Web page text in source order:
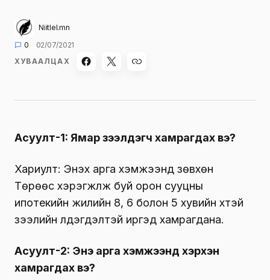
Niitlel.mn
0
02/07/2021
ХУВААЛЦАХ
Асуулт-1: Ямар зээлдэгч хамрагдах вэ?
Хариулт: Энэхүү арга хэмжээнд зөвхөн
Төрөөс хэрэгжүүлж буй орон сууцны
ипотекийн жилийн 8, 6 болон 5 хувийн хүүтэй
зээлийн үлдэгдэлтэй иргэд хамрагдана.
Асуулт-2: Энэ арга хэмжээнд хэрхэн
хамрагдах вэ?